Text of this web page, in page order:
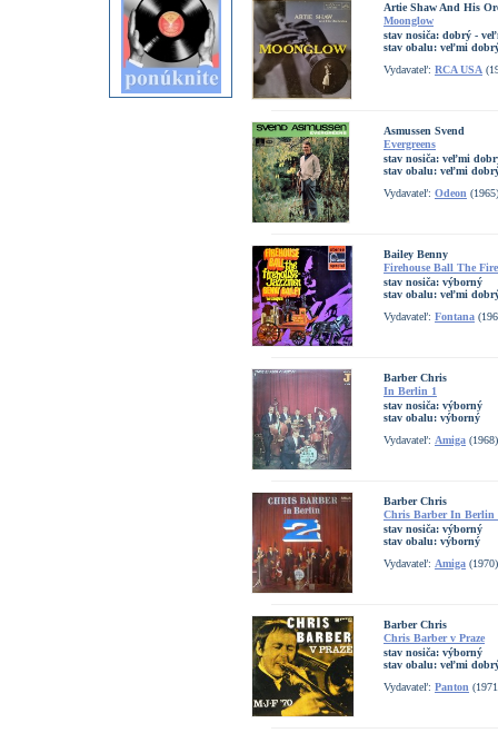
Artie Shaw And His
Moonglow
stav nosiča: dobrý -
stav obalu: veľmi
Vydavateľ: RCA USA
Asmussen Svend
Evergreens
stav nosiča: veľmi
stav obalu: veľmi
Vydavateľ: Odeon (1965)
Bailey Benny
Firehouse Ball The
stav nosiča: výborný
stav obalu: veľmi
Vydavateľ: Fontana
Barber Chris
In Berlin 1
stav nosiča: výborný
stav obalu: výborný
Vydavateľ: Amiga (1968)
Barber Chris
Chris Barber In Berlin
stav nosiča: výborný
stav obalu: výborný
Vydavateľ: Amiga (1970)
Barber Chris
Chris Barber v Praze
stav nosiča: výborný
stav obalu: veľmi
Vydavateľ: Panton